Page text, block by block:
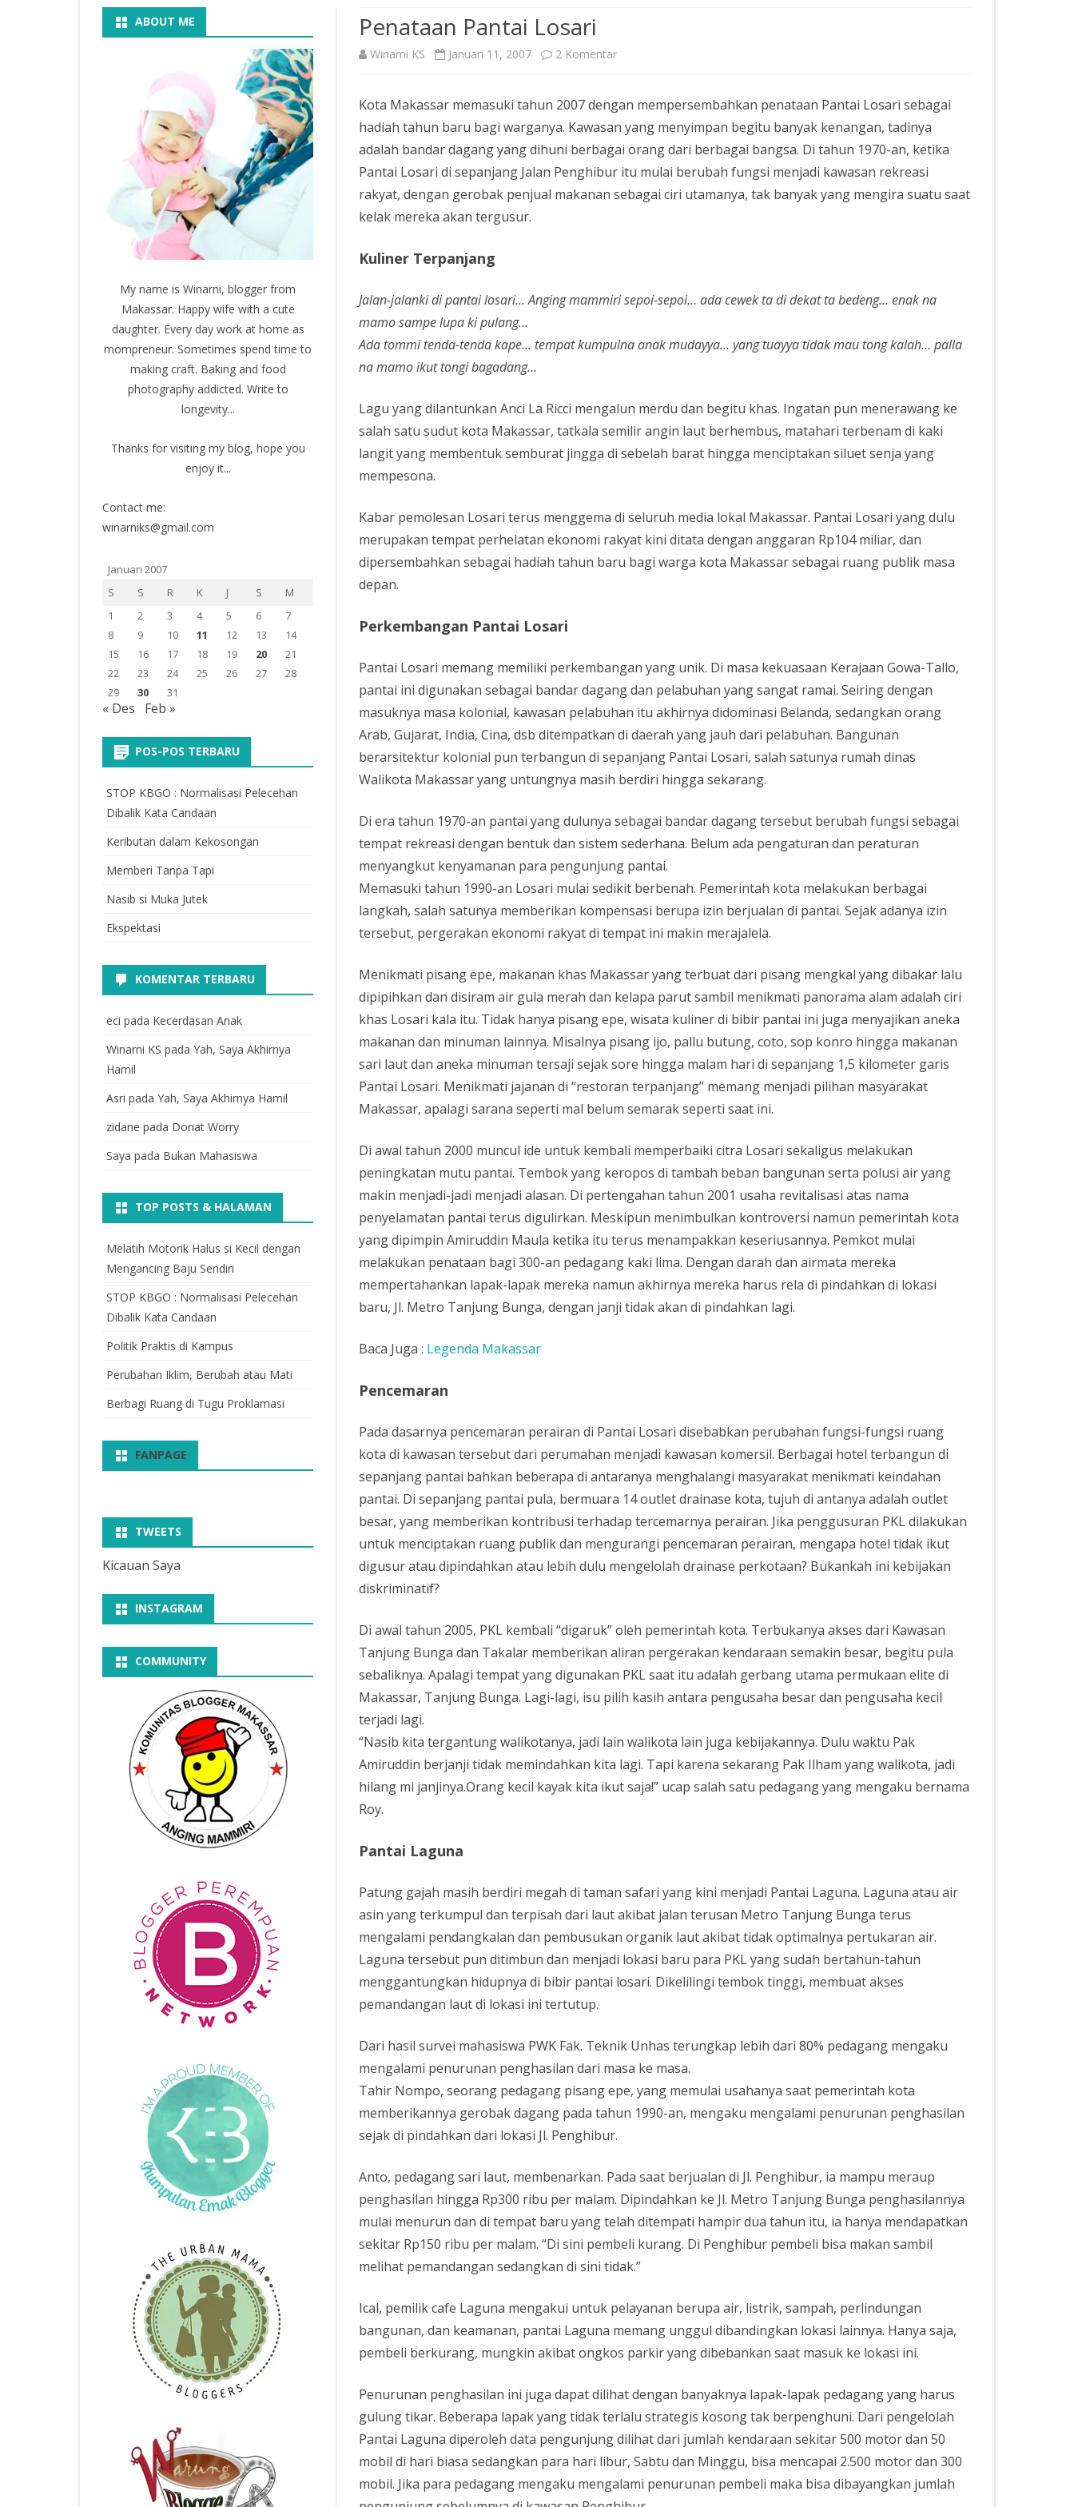
KEGIATAN
KOSMETIK
MOVIE
Penataan Pantai Losari
Winarni KS Januari 11, 2007 2 Komentarpada
Pantai
Losari
Kota Makassar memasuki tahun 2007 dengan mempersembahkan penataan Pantai Losari sebagai
hadiah tahun baru bagi warganya. Kawasan yang menyimpan begitu banyak kenangan, tadinya
adalah bandar dagang yang dihuni berbagai orang dari berbagai bangsa. Di tahun 1970-an, ketika
Pantai Losari di sepanjang Jalan Penghibur itu mulai berubah fungsi menjadi kawasan rekreasi
rakyat, dengan gerobak penjual makanan sebagai ciri utamanya, tak banyak yang mengira suatu saat
kelak mereka akan tergusur.
Kuliner Terpanjang
Jalan-jalanki di pantai losari… Anging mammiri sepoi-sepoi… ada cewek ta di dekat ta bedeng… enak na
mamo sampe lupa ki pulang…
Ada tommi tenda-tenda kape… tempat kumpulna anak mudayya… yang tuayya tidak mau tong kalah… palla
na mamo ikut tongi bagadang…
Lagu yang dilantunkan Anci La Ricci mengalun merdu dan begitu khas. Ingatan pun menerawang ke
salah satu sudut kota Makassar, tatkala semilir angin laut berhembus, matahari terbenam di kaki
langit yang membentuk semburat jingga di sebelah barat hingga menciptakan siluet senja yang
mempesona.
Kabar pemolesan Losari terus menggema di seluruh media lokal Makassar. Pantai Losari yang dulu
merupakan tempat perhelatan ekonomi rakyat kini ditata dengan anggaran Rp104 miliar, dan
dipersembahkan sebagai hadiah tahun baru bagi warga kota Makassar sebagai ruang publik masa
depan.
Perkembangan Pantai Losari
Pantai Losari memang memiliki perkembangan yang unik. Di masa kekuasaan Kerajaan Gowa-Tallo,
pantai ini digunakan sebagai bandar dagang dan pelabuhan yang sangat ramai. Seiring dengan
masuknya masa kolonial, kawasan pelabuhan itu akhirnya didominasi Belanda, sedangkan orang
Arab, Gujarat, India, Cina, dsb ditempatkan di daerah yang jauh dari pelabuhan. Bangunan
berarsitektur kolonial pun terbangun di sepanjang Pantai Losari, salah satunya rumah dinas
Walikota Makassar yang untungnya masih berdiri hingga sekarang.
Di era tahun 1970-an pantai yang dulunya sebagai bandar dagang tersebut berubah fungsi sebagai
tempat rekreasi dengan bentuk dan sistem sederhana. Belum ada pengaturan dan peraturan
menyangkut kenyamanan para pengunjung pantai.
Memasuki tahun 1990-an Losari mulai sedikit berbenah. Pemerintah kota melakukan berbagai
langkah, salah satunya memberikan kompensasi berupa izin berjualan di pantai. Sejak adanya izin
tersebut, pergerakan ekonomi rakyat di tempat ini makin merajalela.
Menikmati pisang epe, makanan khas Makassar yang terbuat dari pisang mengkal yang dibakar lalu
dipipihkan dan disiram air gula merah dan kelapa parut sambil menikmati panorama alam adalah ciri
khas Losari kala itu. Tidak hanya pisang epe, wisata kuliner di bibir pantai ini juga menyajikan aneka
makanan dan minuman lainnya. Misalnya pisang ijo, pallu butung, coto, sop konro hingga makanan
sari laut dan aneka minuman tersaji sejak sore hingga malam hari di sepanjang 1,5 kilometer garis
Pantai Losari. Menikmati jajanan di “restoran terpanjang” memang menjadi pilihan masyarakat
Makassar, apalagi sarana seperti mal belum semarak seperti saat ini.
Di awal tahun 2000 muncul ide untuk kembali memperbaiki citra Losari sekaligus melakukan
peningkatan mutu pantai. Tembok yang keropos di tambah beban bangunan serta polusi air yang
makin menjadi-jadi menjadi alasan. Di pertengahan tahun 2001 usaha revitalisasi atas nama
penyelamatan pantai terus digulirkan. Meskipun menimbulkan kontroversi namun pemerintah kota
yang dipimpin Amiruddin Maula ketika itu terus menampakkan keseriusannya. Pemkot mulai
melakukan penataan bagi 300-an pedagang kaki lima. Dengan darah dan airmata mereka
mempertahankan lapak-lapak mereka namun akhirnya mereka harus rela di pindahkan di lokasi
baru, Jl. Metro Tanjung Bunga, dengan janji tidak akan di pindahkan lagi.
Baca Juga : Legenda Makassar
Pencemaran
Pada dasarnya pencemaran perairan di Pantai Losari disebabkan perubahan fungsi-fungsi ruang
kota di kawasan tersebut dari perumahan menjadi kawasan komersil. Berbagai hotel terbangun di
sepanjang pantai bahkan beberapa di antaranya menghalangi masyarakat menikmati keindahan
pantai. Di sepanjang pantai pula, bermuara 14 outlet drainase kota, tujuh di antanya adalah outlet
besar, yang memberikan kontribusi terhadap tercemarnya perairan. Jika penggusuran PKL dilakukan
untuk menciptakan ruang publik dan mengurangi pencemaran perairan, mengapa hotel tidak ikut
digusur atau dipindahkan atau lebih dulu mengelolah drainase perkotaan? Bukankah ini kebijakan
diskriminatif?
Di awal tahun 2005, PKL kembali “digaruk” oleh pemerintah kota. Terbukanya akses dari Kawasan
Tanjung Bunga dan Takalar memberikan aliran pergerakan kendaraan semakin besar, begitu pula
sebaliknya. Apalagi tempat yang digunakan PKL saat itu adalah gerbang utama permukaan elite di
Makassar, Tanjung Bunga. Lagi-lagi, isu pilih kasih antara pengusaha besar dan pengusaha kecil
terjadi lagi.
“Nasib kita tergantung walikotanya, jadi lain walikota lain juga kebijakannya. Dulu waktu Pak
Amiruddin berjanji tidak memindahkan kita lagi. Tapi karena sekarang Pak Ilham yang walikota, jadi
hilang mi janjinya.Orang kecil kayak kita ikut saja!” ucap salah satu pedagang yang mengaku bernama
Roy.
Pantai Laguna
Patung gajah masih berdiri megah di taman safari yang kini menjadi Pantai Laguna. Laguna atau air
asin yang terkumpul dan terpisah dari laut akibat jalan terusan Metro Tanjung Bunga terus
mengalami pendangkalan dan pembusukan organik laut akibat tidak optimalnya pertukaran air.
Laguna tersebut pun ditimbun dan menjadi lokasi baru para PKL yang sudah bertahun-tahun
menggantungkan hidupnya di bibir pantai losari. Dikelilingi tembok tinggi, membuat akses
pemandangan laut di lokasi ini tertutup.
Dari hasil survei mahasiswa PWK Fak. Teknik Unhas terungkap lebih dari 80% pedagang mengaku
mengalami penurunan penghasilan dari masa ke masa.
Tahir Nompo, seorang pedagang pisang epe, yang memulai usahanya saat pemerintah kota
memberikannya gerobak dagang pada tahun 1990-an, mengaku mengalami penurunan penghasilan
sejak di pindahkan dari lokasi Jl. Penghibur.
Anto, pedagang sari laut, membenarkan. Pada saat berjualan di Jl. Penghibur, ia mampu meraup
penghasilan hingga Rp300 ribu per malam. Dipindahkan ke Jl. Metro Tanjung Bunga penghasilannya
mulai menurun dan di tempat baru yang telah ditempati hampir dua tahun itu, ia hanya mendapatkan
sekitar Rp150 ribu per malam. “Di sini pembeli kurang. Di Penghibur pembeli bisa makan sambil
melihat pemandangan sedangkan di sini tidak.”
Ical, pemilik cafe Laguna mengakui untuk pelayanan berupa air, listrik, sampah, perlindungan
bangunan, dan keamanan, pantai Laguna memang unggul dibandingkan lokasi lainnya. Hanya saja,
pembeli berkurang, mungkin akibat ongkos parkir yang dibebankan saat masuk ke lokasi ini.
Penurunan penghasilan ini juga dapat dilihat dengan banyaknya lapak-lapak pedagang yang harus
gulung tikar. Beberapa lapak yang tidak terlalu strategis kosong tak berpenghuni. Dari pengelolah
Pantai Laguna diperoleh data pengunjung dilihat dari jumlah kendaraan sekitar 500 motor dan 50
mobil di hari biasa sedangkan para hari libur, Sabtu dan Minggu, bisa mencapai 2.500 motor dan 300
mobil. Jika para pedagang mengaku mengalami penurunan pembeli maka bisa dibayangkan jumlah
ABOUT ME
My name is Winarni, blogger from
Makassar. Happy wife with a cute
daughter. Every day work at home as
mompreneur. Sometimes spend time to
making craft. Baking and food
photography addicted. Write to
longevity...
Thanks for visiting my blog, hope you
enjoy it...
Contact me:
winarniks@gmail.com
Januari 2007
S
S R K J S
M
1
2 3 4 5 6
7
8
9 10 11 12 13
14
15
16 17 18 19 20
21
22
23 24 25 26 27
28
29
30 31
« Des Feb »
POS-POS TERBARU
STOP KBGO : Normalisasi Pelecehan
Dibalik Kata Candaan
Keributan dalam Kekosongan
Memberi Tanpa Tapi
Nasib si Muka Jutek
Ekspektasi
KOMENTAR TERBARU
eci pada Kecerdasan Anak
Winarni KS pada Yah, Saya Akhirnya
Hamil
Asri pada Yah, Saya Akhirnya Hamil
zidane pada Donat Worry
Saya pada Bukan Mahasiswa
TOP POSTS & HALAMAN
Melatih Motorik Halus si Kecil dengan
Mengancing Baju Sendiri
STOP KBGO : Normalisasi Pelecehan
Dibalik Kata Candaan
Politik Praktis di Kampus
Perubahan Iklim, Berubah atau Mati
Berbagi Ruang di Tugu Proklamasi
FANPAGE
TWEETS
Kicauan Saya
INSTAGRAM
COMMUNITY